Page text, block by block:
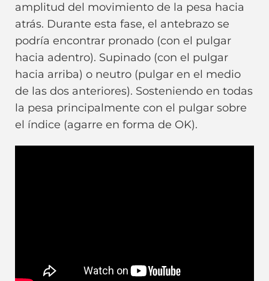
amplitud del movimiento de la pesa hacia
atrás. Durante esta fase, el antebrazo se
podría encontrar pronado (con el pulgar
hacia adentro). Supinado (con el pulgar
hacia arriba) o neutro (pulgar en el medio
de las dos anteriores). Sosteniendo en todas
la pesa principalmente con el pulgar sobre
el índice (agarre en forma de OK).